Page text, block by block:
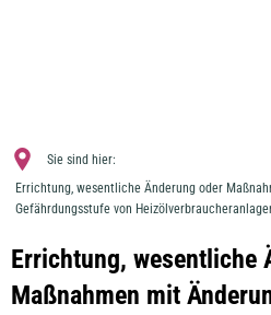
Sie sind hier:
Errichtung, wesentliche Änderung oder
Gefährdungsstufe von
Errichtung, wesentliche
Maßnahmen mit